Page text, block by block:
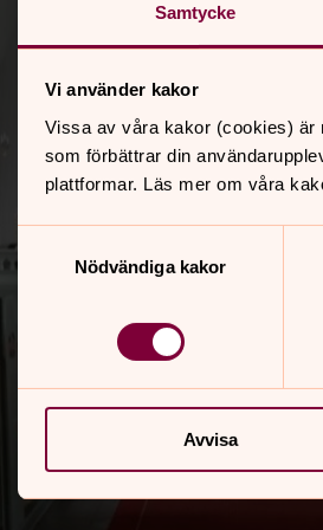
Samtycke
Vi använder kakor
Vissa av våra kakor (cookies) är
som förbättrar din
plattformar. Läs mer om våra
Nödvändiga kakor
Avvisa